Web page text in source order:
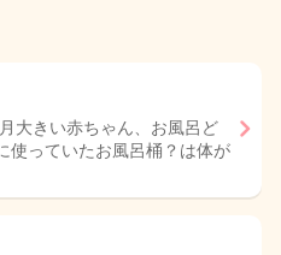
大きい赤ちゃん、お風呂ど
使っていたお風呂桶？は体が